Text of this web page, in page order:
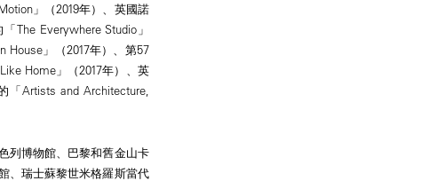
」（2019年）、英國諾
The Everywhere Studio」
House」（2017年）、第57
Home」（2017年）、英
Artists and Architecture,
列博物館、巴黎和舊金山卡
、瑞士蘇黎世米格羅斯當代